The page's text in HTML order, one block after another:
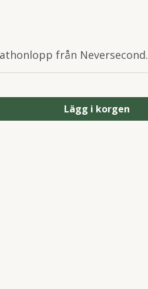
från Neversecond.
Lägg i korgen